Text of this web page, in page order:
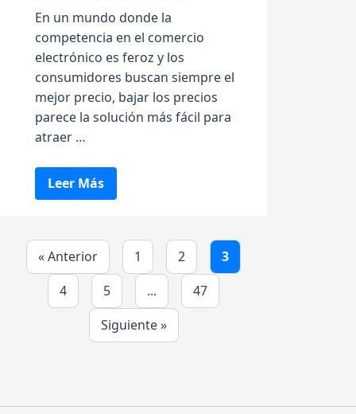
En un mundo donde la
competencia en el comercio
electrónico es feroz y los
consumidores buscan siempre el
mejor precio, bajar los precios
parece la solución más fácil para
atraer …
Leer Más
« Anterior 1 2
3
4
5 ...
47
Siguiente »